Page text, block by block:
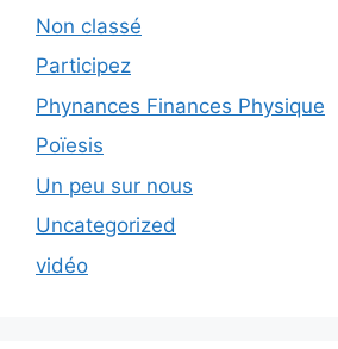
Non classé
Participez
Phynances Finances Physique
Poïesis
Un peu sur nous
Uncategorized
vidéo